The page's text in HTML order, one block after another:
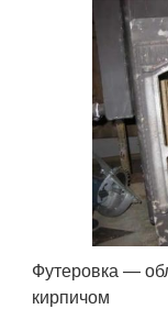
Футеровка —
кирпичом